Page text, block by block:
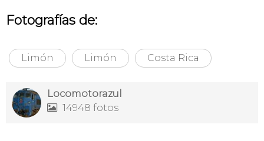
Fotografías de:
Limón Limón Costa Rica
Locomotorazul
 14948 fotos